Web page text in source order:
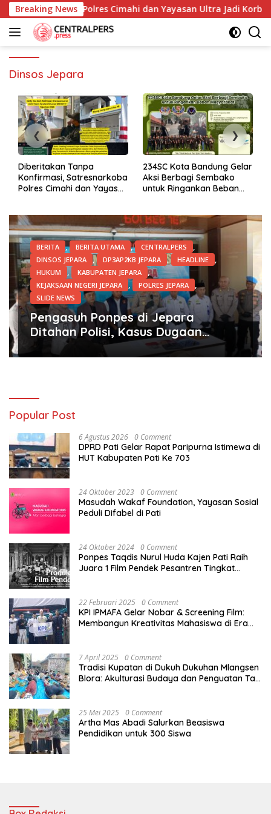
Skip
to
content
Breaking NewsPolres Cimahi dan Yayasan Ultra Jadi Korban
Dinsos Jepara
Diberitakan Tanpa
Konfirmasi, Satresnarkoba
Polres Cimahi dan Yayasan
234SC Kota Bandung Gelar
Aksi Berbagi Sembako
untuk Ringankan Beban
BERITA , BERITA UTAMA , CENTRALPERS ,
DINSOS JEPARA , DP3AP2KB JEPARA , HEADLINE ,
HUKUM , KABUPATEN JEPARA ,
KEJAKSAAN NEGERI JEPARA , POLRES JEPARA ,
SLIDE NEWS
12 Mei 2026
Pengasuh Ponpes di Jepara
Ditahan Polisi, Kasus Dugaan
Kekerasan Seksual di Ponpes
Jepara
Popular Post
6 Agustus 2026 0 Comment
DPRD Pati Gelar Rapat Paripurna Istimewa di
HUT Kabupaten Pati Ke 703
24 Oktober 2023 0 Comment
Masudah Wakaf Foundation, Yayasan Sosial
Peduli Difabel di Pati
24 Oktober 2024 0 Comment
Ponpes Taqdis Nurul Huda Kajen Pati Raih
Juara 1 Film Pendek Pesantren Tingkat
22 Februari 2025 0 Comment
KPI IPMAFA Gelar Nobar & Screening Film:
Membangun Kreativitas Mahasiswa di Era
7 April 2025 0 Comment
Tradisi Kupatan di Dukuh Dukuhan Mlangsen
Blora: Akulturasi Budaya dan Penguatan Tali
25 Mei 2025 0 Comment
Artha Mas Abadi Salurkan Beasiswa
Pendidikan untuk 300 Siswa